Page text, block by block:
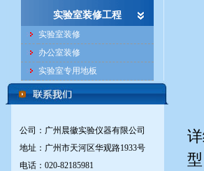
实验室装修工程
实验室装修
办公室装修
实验室专用地板
公司：广州晨徽实验仪器有限公司
地址：广州市天河区华观路1933号
电话：020-82185981